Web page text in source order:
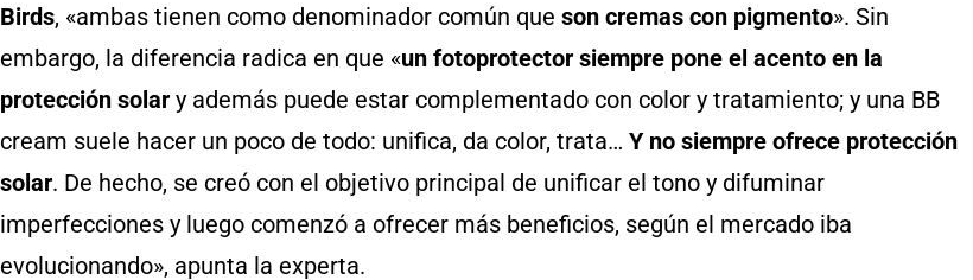
Birds, «ambas tienen como denominador común que son cremas con pigmento». Sin
embargo, la diferencia radica en que «un fotoprotector siempre pone el acento en la
protección solar y además puede estar complementado con color y tratamiento; y una BB
cream suele hacer un poco de todo: unifica, da color, trata… Y no siempre ofrece protección
solar. De hecho, se creó con el objetivo principal de unificar el tono y difuminar
imperfecciones y luego comenzó a ofrecer más beneficios, según el mercado iba
evolucionando», apunta la experta.